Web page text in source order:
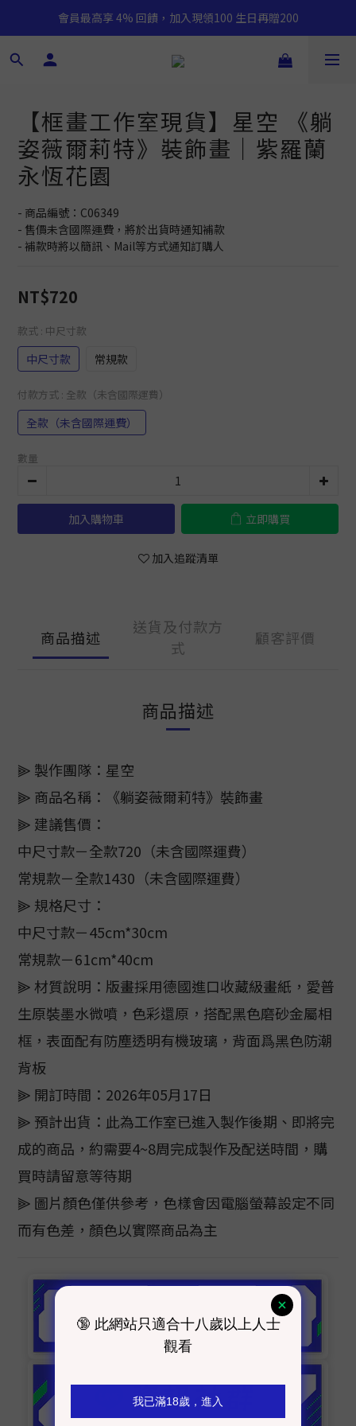
會員最高享 4% 回饋，加入現領100 生日再贈200
【框畫工作室現貨】星空 《躺
姿薇爾莉特》裝飾畫｜紫羅蘭
永恆花園
- 商品編號：C06349
- 售價未含國際運費，將於出貨時通知補款
- 補款時將以簡訊、Mail等方式通知訂購人
NT$720
款式 : 中尺寸款
中尺寸款 常規款
付款方式 : 全款（未含國際運費）
全款（未含國際運費）
數量
加入購物車 立即購買
加入追蹤清單
商品描述
送貨及付款方
式
顧客評價
商品描述
⫸ 製作團隊：星空
⫸ 商品名稱：《躺姿薇爾莉特》裝飾畫
⫸ 建議售價：
中尺寸款－全款720（未含國際運費）
常規款－全款1430（未含國際運費）
⫸ 規格尺寸：
中尺寸款－45cm*30cm
常規款－61cm*40cm
⫸ 材質說明：版畫採用德國進口收藏級畫紙，愛普
生原裝墨水微噴，色彩還原，搭配黑色磨砂金屬相
框，表面配有防塵透明有機玻璃，背面爲黑色防潮
背板
⫸ 開訂時間：2026年05月17日
⫸ 預計出貨：此為工作室已進入製作後期、即將完
成的商品，約需要4~8周完成製作及配送時間，購
買時請留意等待期
⫸ 圖片顏色僅供參考，色樣會因電腦螢幕設定不同
而有色差，顏色以實際商品為主